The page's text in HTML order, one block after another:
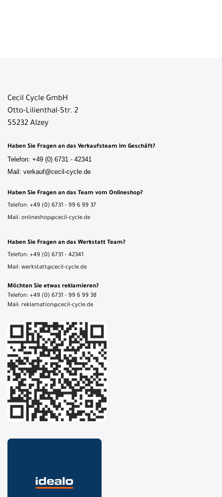
Cecil Cycle GmbH
Otto-Lilienthal-Str. 2
55232 Alzey
Haben Sie Fragen an das Verkaufsteam im Geschäft?
Telefon: +49 (0) 6731 - 42341
Mail: verkauf@cecil-cycle.de
Haben Sie Fragen an das Team vom Onlineshop?
Telefon: +49 (0) 6731 - 99 6 99 37
Mail: onlineshop@cecil-cycle.de
Haben Sie Fragen an das Werkstatt Team?
Telefon: +49 (0) 6731 - 42341
Mail: werkstatt@cecil-cycle.de
Möchten Sie etwas reklamieren?
Telefon: +49 (0) 6731 - 99 6 99 38
Mail: reklamation@cecil-cycle.de